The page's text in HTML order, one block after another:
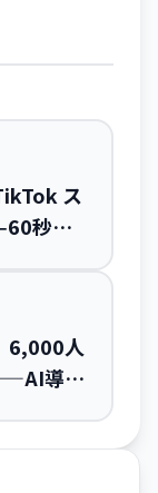
ス
秒の
6,000人
導入